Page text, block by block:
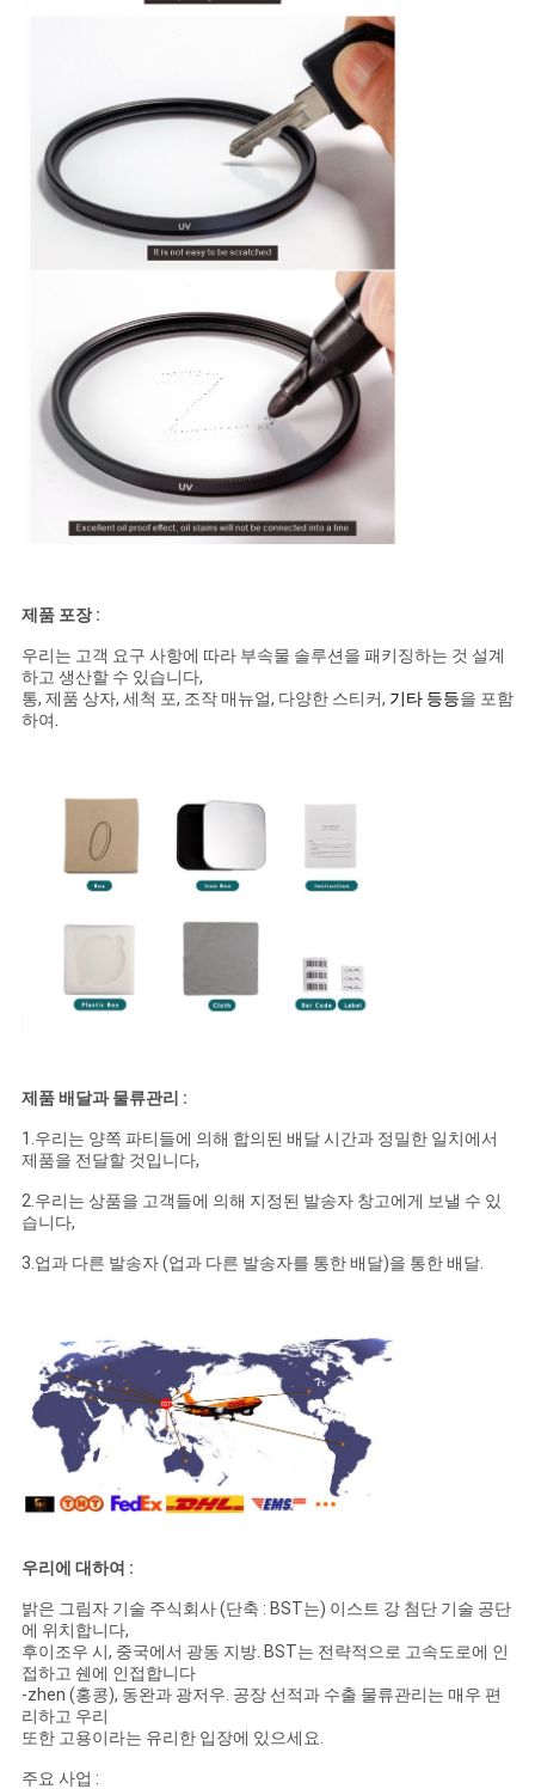
제품 포장 :
우리는 고객 요구 사항에 따라 부속물 솔루션을 패키징하는 것 설계
하고 생산할 수 있습니다,
통, 제품 상자, 세척 포, 조작 매뉴얼, 다양한 스티커, 기타 등등을 포함
하여
제품 배달과 물류관리 :
1.우리는 양쪽 파티들에 의해 합의된 배달 시간과 정밀한 일치에서
제품을 전달할 것입니다,
2.우리는 상품을 고객들에 의해 지정된 발송자 창고에게 보낼 수 있
습니다,
3.업과 다른 발송자 (업과 다른 발송자를 통한 배달)을 통한 배달.
우리에 대하여 :
밝은 그림자 기술 주식회사 (단축 : BST는) 이스트 강 첨단 기술 공단
에 위치합니다,
후이조우 시, 중국에서 광동 지방. BST는 전략적으로 고속도로에 인
접하고 쉔에 인접합니다
-zhen (홍콩), 동완과 광저우. 공장 선적과 수출 물류관리는 매우 편
리하고 우리
또한 고용이라는 유리한 입장에 있으세요.
주요 사업 :